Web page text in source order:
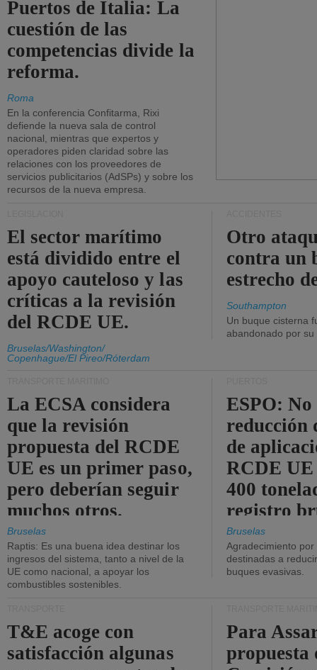
Puertos de Italia: La
cuestión de las
competencias divide la
reforma.
Roma
En la conferencia Confitarma, Rixi
defiende la nueva sala de control
nacional, mientras que expertos y
operadores piden claridad sobre las
relaciones con los proveedores de
servicios publicitarios (AdSPs) y sobre los
recursos de la nueva empresa.
El sector marítimo
está dividido entre el
apoyo cauteloso y las
críticas a la revisión
del RCDE UE.
Bruselas/Washington/
Copenhague/El Pireo/Róterdam
Otro
contra un
estrecho
Southampton
Un buque cisterna
abandonado por su
La ECSA considera
que la revisión
propuesta del RCDE
UE es un primer paso,
pero deberían seguir
muchos otros.
Bruselas
Raptis: Es una buena idea destinar los
ingresos del sistema, tanto a nivel de la
UE como nacional, a apoyar los
combustibles sostenibles.
ESPO: No
reducción
de
RCDE UE
400
registro
Bruselas
Agradecimiento
destinadas a
buques evasivas.
T&E acoge con
satisfacción algunas
Para
propuesta